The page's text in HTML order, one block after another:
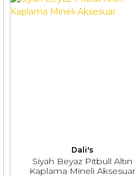
Dali's
Siyah Beyaz Pitbull Altın
Kaplama Mineli Aksesuar